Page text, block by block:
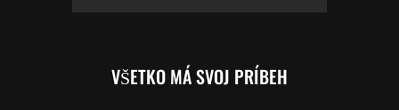
VŠETKO MÁ SVOJ PRÍBEH